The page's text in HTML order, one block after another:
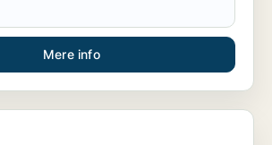
Mere info
erhvervsgrund eller